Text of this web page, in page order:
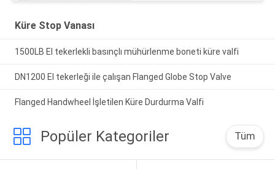
Küre Stop Vanası
1500LB El tekerlekli basınçlı mühürlenme boneti küre valfi
DN1200 El tekerleği ile çalışan Flanged Globe Stop Valve
Flanged Handwheel İşletilen Küre Durdurma Valfi
Popüler Kategoriler Tüm